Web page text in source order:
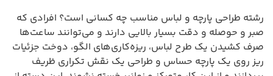
رشته طراحی پارچه و لباس مناسب چه کسانی است؟ افرادی که
صبر و حوصله و دقت بسیار بالایی دارند و می‌توانند ساعت‌ها
صرف کشیدن یک طرح لباس، ریزه‌کاری‌های الگو، دوخت جزئیات
ریز روی یک پارچه حساس و طراحی یک نقش تکراری ظریف